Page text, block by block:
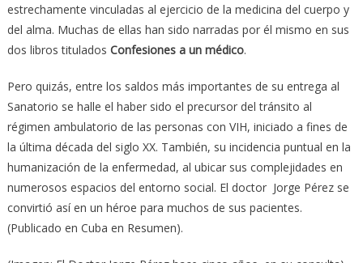
estrechamente vinculadas al ejercicio de la medicina del cuerpo y
del alma. Muchas de ellas han sido narradas por él mismo en sus
dos libros titulados Confesiones a un médico.
Pero quizás, entre los saldos más importantes de su entrega al
Sanatorio se halle el haber sido el precursor del tránsito al
régimen ambulatorio de las personas con VIH, iniciado a fines de
la última década del siglo XX. También, su incidencia puntual en la
humanización de la enfermedad, al ubicar sus complejidades en
numerosos espacios del entorno social. El doctor Jorge Pérez se
convirtió así en un héroe para muchos de sus pacientes.
(Publicado en Cuba en Resumen).